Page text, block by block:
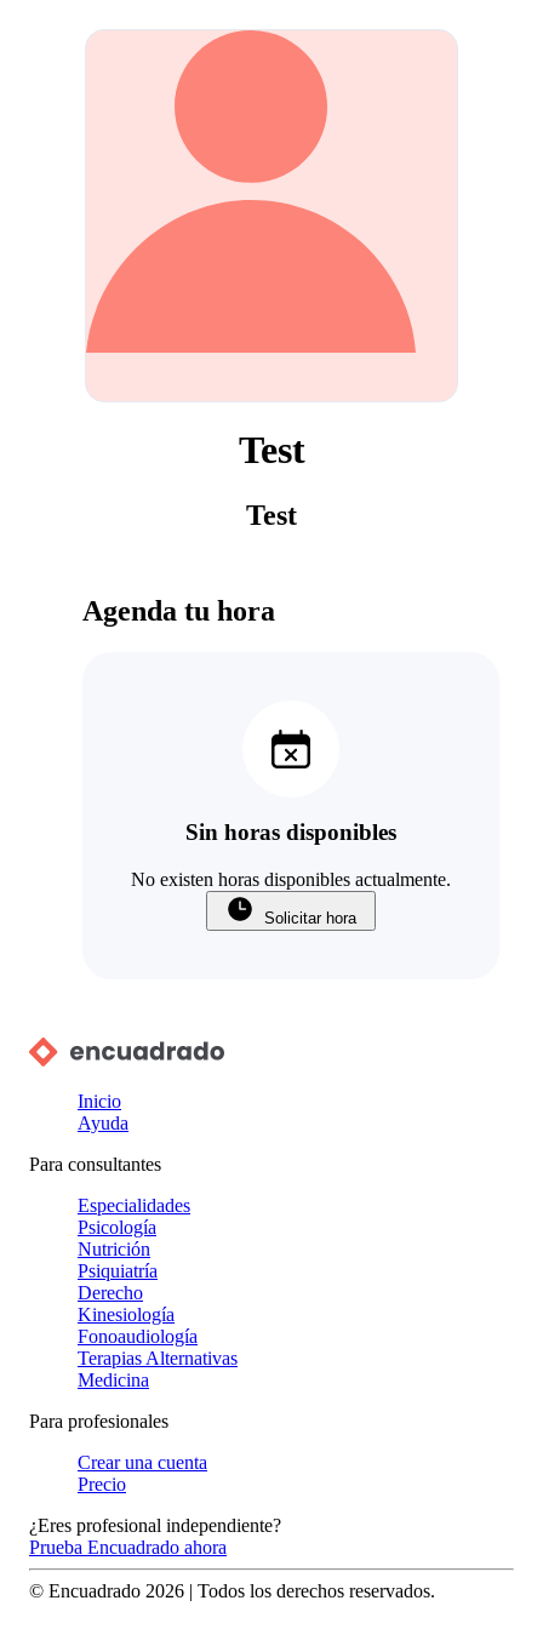
Test
Test
Agenda tu hora
Sin horas disponibles
No existen horas disponibles actualmente.
Solicitar hora
Inicio
Ayuda
Para consultantes
Especialidades
Psicología
Nutrición
Psiquiatría
Derecho
Kinesiología
Fonoaudiología
Terapias Alternativas
Medicina
Para profesionales
Crear una cuenta
Precio
¿Eres profesional independiente?
Prueba Encuadrado ahora
© Encuadrado 2026 | Todos los derechos reservados.